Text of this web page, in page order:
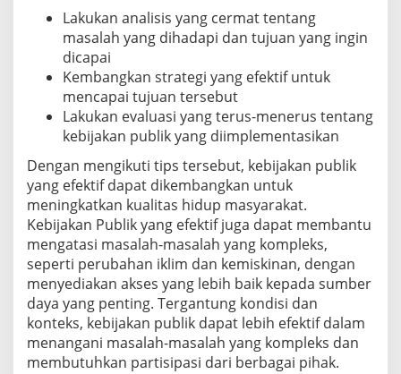
Lakukan analisis yang cermat tentang
masalah yang dihadapi dan tujuan yang ingin
dicapai
Kembangkan strategi yang efektif untuk
mencapai tujuan tersebut
Lakukan evaluasi yang terus-menerus tentang
kebijakan publik yang diimplementasikan
Dengan mengikuti tips tersebut, kebijakan publik
yang efektif dapat dikembangkan untuk
meningkatkan kualitas hidup masyarakat.
Kebijakan Publik yang efektif juga dapat membantu
mengatasi masalah-masalah yang kompleks,
seperti perubahan iklim dan kemiskinan, dengan
menyediakan akses yang lebih baik kepada sumber
daya yang penting. Tergantung kondisi dan
konteks, kebijakan publik dapat lebih efektif dalam
menangani masalah-masalah yang kompleks dan
membutuhkan partisipasi dari berbagai pihak.